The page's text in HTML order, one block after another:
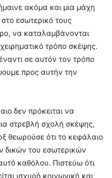
ακόμα και μια μάχη
στο εσωτερικό τους
να καταλαμβάνονται
τρόπο σκέψης.
σε αυτόν τον τρόπο
προς αυτήν την
δεν πρόκειται να
στρεβλή σχολή σκέψης,
θεωρούσε ότι το κεφάλαιο
δικών του εσωτερικών
καθόλου. Πιστεύω ότι
ισχυρή κοινωνική και